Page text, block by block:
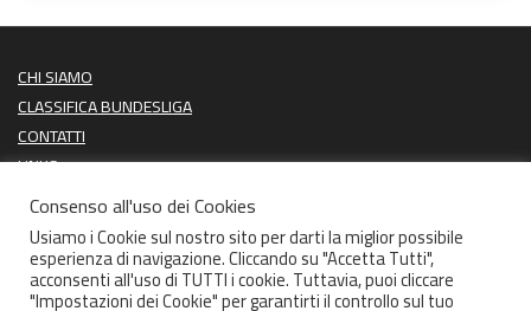
CHI SIAMO
CLASSIFICA BUNDESLIGA
CONTATTI
LINKS
PROSSIME PARTITE
ULTIMI RISULTATI
Consenso all'uso dei Cookies
Usiamo i Cookie sul nostro sito per darti la miglior possibile
esperienza di navigazione. Cliccando su "Accetta Tutti",
acconsenti all'uso di TUTTI i cookie. Tuttavia, puoi cliccare
"Impostazioni dei Cookie" per garantirti il controllo sul tuo